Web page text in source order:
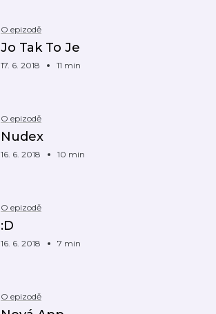
O epizodě
Jo Tak To Je
17. 6. 2018 11 min
O epizodě
Nudex
16. 6. 2018 10 min
O epizodě
:D
16. 6. 2018 7 min
O epizodě